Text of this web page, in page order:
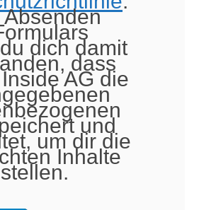
dich damit
dass
AG die
und
um dir die
Inhalte